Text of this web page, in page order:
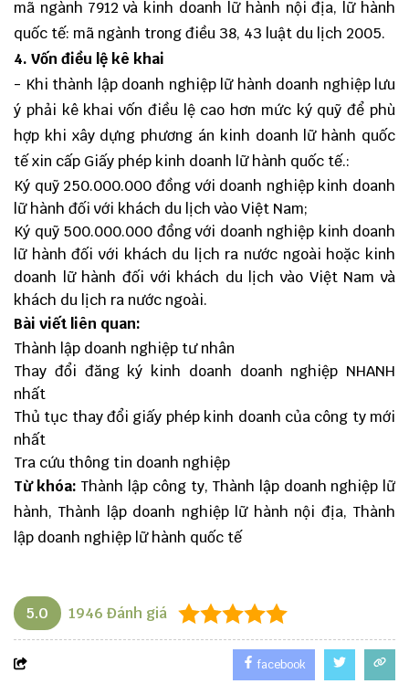
mã ngành 7912 và kinh doanh lữ hành nội địa, lữ hành
quốc tế: mã ngành trong điều 38, 43 luật du lịch 2005.
4. Vốn điều lệ kê khai
- Khi thành lập doanh nghiệp lữ hành doanh nghiệp lưu
ý phải kê khai vốn điều lệ cao hơn mức ký quỹ để phù
hợp khi xây dựng phương án kinh doanh lữ hành quốc
tế xin cấp Giấy phép kinh doanh lữ hành quốc tế.:
Ký quỹ 250.000.000 đồng với doanh nghiệp kinh doanh
lữ hành đối với khách du lịch vào Việt Nam;
Ký quỹ 500.000.000 đồng với doanh nghiệp kinh doanh
lữ hành đối với khách du lịch ra nước ngoài hoặc kinh
doanh lữ hành đối với khách du lịch vào Việt Nam và
khách du lịch ra nước ngoài.
Bài viết liên quan:
Thành lập doanh nghiệp tư nhân
Thay đổi đăng ký kinh doanh doanh nghiệp NHANH
nhất
Thủ tục thay đổi giấy phép kinh doanh của công ty mới
nhất
Tra cứu thông tin doanh nghiệp
Từ khóa: Thành lập công ty, Thành lập doanh nghiệp lữ
hành, Thành lập doanh nghiệp lữ hành nội địa, Thành
lập doanh nghiệp lữ hành quốc tế
5.0 1946 Đánh giá
facebook